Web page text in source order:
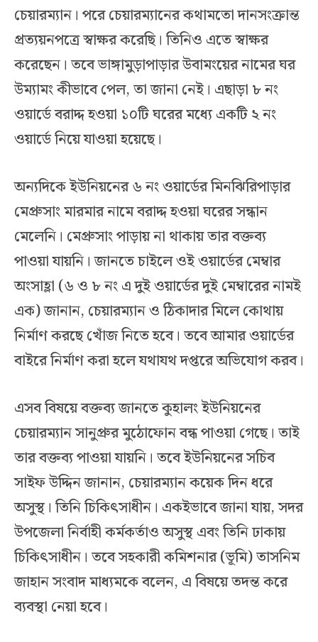
চেয়ারম্যান। পরে চেয়ারম্যানের কথামতো দানসংক্রান্ত
প্রত্যয়নপত্রে স্বাক্ষর করেছি। তিনিও এতে স্বাক্ষর
করেছেন। তবে ভাঙ্গামুড়াপাড়ার উবামংয়ের নামের ঘর
উম্যামং কীভাবে পেল, তা জানা নেই। এছাড়া ৮ নং
ওয়ার্ডে বরাদ্দ হওয়া ১০টি ঘরের মধ্যে একটি ২ নং
ওয়ার্ডে নিয়ে যাওয়া হয়েছে।
অন্যদিকে ইউনিয়নের ৬ নং ওয়ার্ডের মিনঝিরিপাড়ার
মেপ্রুসাং মারমার নামে বরাদ্দ হওয়া ঘরের সন্ধান
মেলেনি। মেপ্রুসাং পাড়ায় না থাকায় তার বক্তব্য
পাওয়া যায়নি। জানতে চাইলে ওই ওয়ার্ডের মেম্বার
অংসাহ্লা (৬ ও ৮ নং এ দুই ওয়ার্ডের দুই মেম্বারের নামই
এক) জানান, চেয়ারম্যান ও ঠিকাদার মিলে কোথায়
নির্মাণ করছে খোঁজ নিতে হবে। তবে আমার ওয়ার্ডের
বাইরে নির্মাণ করা হলে যথাযথ দপ্তরে অভিযোগ করব।
এসব বিষয়ে বক্তব্য জানতে কুহালং ইউনিয়নের
চেয়ারম্যান সানুপ্রুর মুঠোফোন বন্ধ পাওয়া গেছে। তাই
তার বক্তব্য পাওয়া যায়নি। তবে ইউনিয়নের সচিব
সাইফ উদ্দিন জানান, চেয়ারম্যান কয়েক দিন ধরে
অসুস্থ। তিনি চিকিৎসাধীন। একইভাবে জানা যায়, সদর
উপজেলা নির্বাহী কর্মকর্তাও অসুস্থ এবং তিনি ঢাকায়
চিকিৎসাধীন। তবে সহকারী কমিশনার (ভূমি) তাসনিম
জাহান সংবাদ মাধ্যমকে বলেন, এ বিষয়ে তদন্ত করে
ব্যবস্থা নেয়া হবে।